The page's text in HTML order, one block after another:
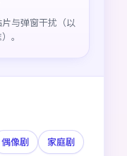
与弹窗干扰（以
。
偶像剧 家庭剧